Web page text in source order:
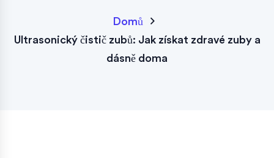
Domů
Ultrasonický čistič zubů: Jak získat zdravé zuby a
dásně doma